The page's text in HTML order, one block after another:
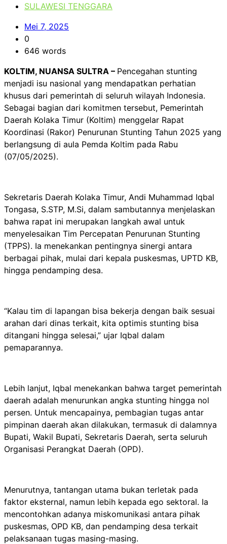
SULAWESI TENGGARA
Mei 7, 2025
0
646 words
KOLTIM, NUANSA SULTRA – Pencegahan stunting
menjadi isu nasional yang mendapatkan perhatian
khusus dari pemerintah di seluruh wilayah Indonesia.
Sebagai bagian dari komitmen tersebut, Pemerintah
Daerah Kolaka Timur (Koltim) menggelar Rapat
Koordinasi (Rakor) Penurunan Stunting Tahun 2025 yang
berlangsung di aula Pemda Koltim pada Rabu
(07/05/2025).
Sekretaris Daerah Kolaka Timur, Andi Muhammad Iqbal
Tongasa, S.STP, M.Si, dalam sambutannya menjelaskan
bahwa rapat ini merupakan langkah awal untuk
menyelesaikan Tim Percepatan Penurunan Stunting
(TPPS). Ia menekankan pentingnya sinergi antara
berbagai pihak, mulai dari kepala puskesmas, UPTD KB,
hingga pendamping desa.
“Kalau tim di lapangan bisa bekerja dengan baik sesuai
arahan dari dinas terkait, kita optimis stunting bisa
ditangani hingga selesai,” ujar Iqbal dalam
pemaparannya.
Lebih lanjut, Iqbal menekankan bahwa target pemerintah
daerah adalah menurunkan angka stunting hingga nol
persen. Untuk mencapainya, pembagian tugas antar
pimpinan daerah akan dilakukan, termasuk di dalamnya
Bupati, Wakil Bupati, Sekretaris Daerah, serta seluruh
Organisasi Perangkat Daerah (OPD).
Menurutnya, tantangan utama bukan terletak pada
faktor eksternal, namun lebih kepada ego sektoral. Ia
mencontohkan adanya miskomunikasi antara pihak
puskesmas, OPD KB, dan pendamping desa terkait
pelaksanaan tugas masing-masing.